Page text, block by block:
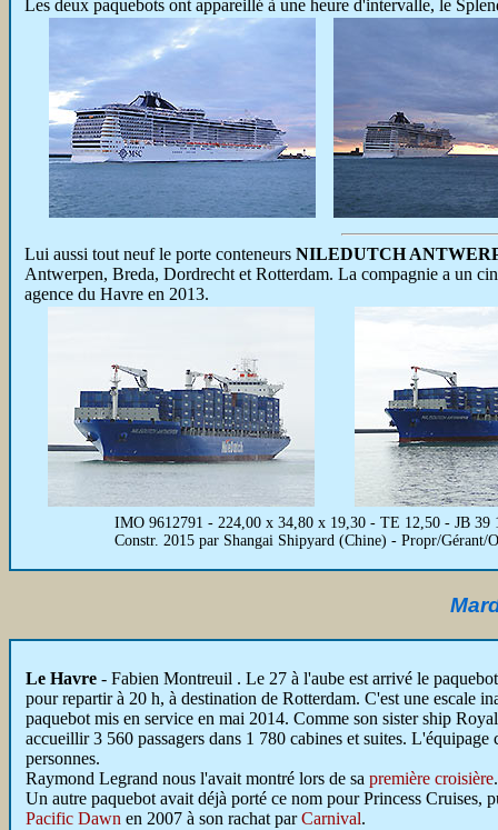
Les deux paquebots ont appareillé à une heure d'intervalle, le
Lui aussi tout neuf le porte conteneurs NILEDUTCH
Antwerpen, Breda, Dordrecht et Rotterdam. La compagnie a un
agence du Havre en 2013.
IMO 9612791 - 224,00 x 34,80 x 19,30 - TE 12,50 - JB
Constr. 2015 par Shangai Shipyard (Chine) - Propr/
Le Havre - Fabien Montreuil . Le 27 à l'aube est arrivé le
pour repartir à 20 h, à destination de Rotterdam. C'est une escale
paquebot mis en service en mai 2014. Comme son sister ship
accueillir 3 560 passagers dans 1 780 cabines et suites. L'équipage
personnes.
Raymond Legrand nous l'avait montré lors de sa première croisière.
Un autre paquebot avait déjà porté ce nom pour Princess Cruises,
Pacific Dawn en 2007 à son rachat parCarnival.